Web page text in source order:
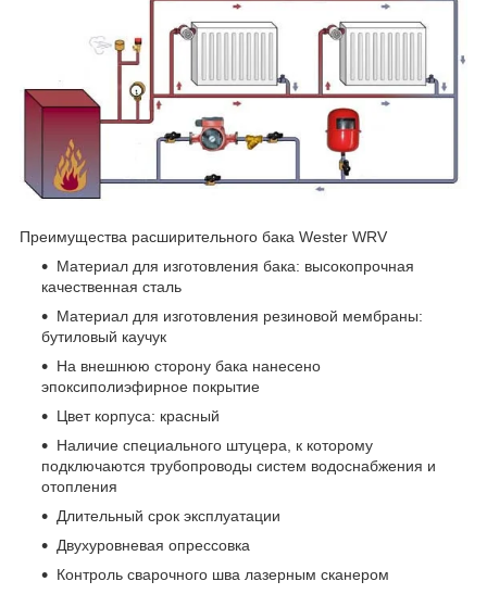
Преимущества расширительного бака Wester WRV
Материал для изготовления бака: высокопрочная
качественная сталь
Материал для изготовления резиновой мембраны:
бутиловый каучук
На внешнюю сторону бака нанесено
эпоксиполиэфирное покрытие
Цвет корпуса: красный
Наличие специального штуцера, к которому
подключаются трубопроводы систем водоснабжения и
отопления
Длительный срок эксплуатации
Двухуровневая опрессовка
Контроль сварочного шва лазерным сканером